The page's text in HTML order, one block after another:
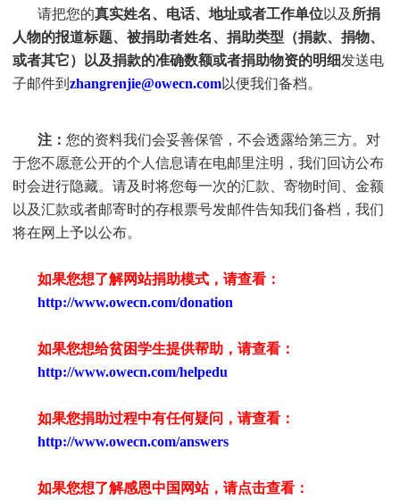
请把您的真实姓名、电话、地址或者工作单位以及 所捐
人物的报道标题、被捐助者姓名、捐助类型（捐款、捐物、
或者其它）以及捐款的准确数额或者捐助物资的明细发送电
子邮件到 zhangrenjie@owecn.com以便我们备档。
注： 您的资料我们会妥善保管，不会透露给第三方。对
于您不愿意公开的个人信息请在电邮里注明，我们回访公布
时会进行隐藏。请及时将您每一次的汇款、寄物时间、金额
以及汇款或者邮寄时的存根票号发邮件告知我们备档，我们
将在网上予以公布。
如果您想了解网站捐助模式，请查看：
http://www.owecn.com/donation
如果您想给贫困学生提供帮助，请查看：
http://www.owecn.com/helpedu
如果您捐助过程中有任何疑问，请查看：
http://www.owecn.com/answers
如果您想了解感恩中国网站，请点击查看：